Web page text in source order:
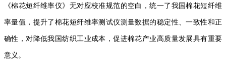
《棉花短纤维率仪》无对应校准规范的空白，统一了我国棉花短纤维
率量值，提升了棉花短纤维率测试仪测量数据的稳定性、一致性和正
确性，对降低我国纺织工业成本，促进棉花产业高质量发展具有重要
意义。